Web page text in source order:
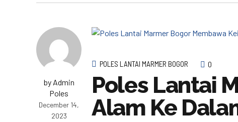
by Admin
Poles
December 14,
2023
POLES LANTAI MARMER BOGOR 0
Poles Lantai
Alam Ke